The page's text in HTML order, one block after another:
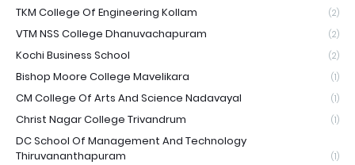
TKM College Of Engineering Kollam (2)
VTM NSS College Dhanuvachapuram (2)
Kochi Business School (2)
Bishop Moore College Mavelikara (1)
CM College Of Arts And Science Nadavayal (1)
Christ Nagar College Trivandrum (1)
DC School Of Management And Technology
Thiruvananthapuram
(1)